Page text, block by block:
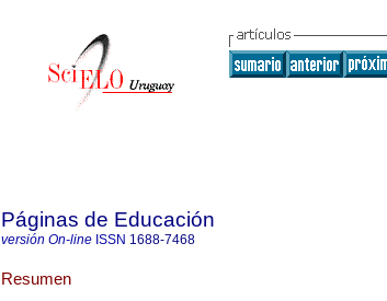
Páginas de Educación
versión On-line ISSN 1688-7468
Resumen